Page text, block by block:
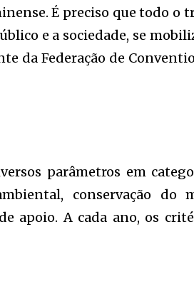
É preciso que todo o
e a sociedade, se
da Federação de
parâmetros em
conservação do
apoio. A cada ano, os